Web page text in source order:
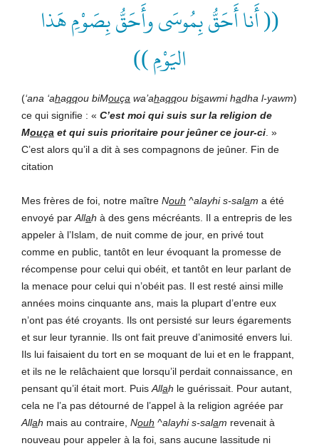
(( أَنا أَحَقُّ بِمُوسَى وأَحَقُّ بِصَوْمِ هَذا
اليَوْمِ ))
(‘ana ‘ahaqqou biMouça wa’ahaqqou bisawmi hadha l-yawm)
ce qui signifie : « C’est moi qui suis sur la religion de
Mouça et qui suis prioritaire pour jeûner ce jour-ci . »
C’est alors qu’il a dit à ses compagnons de jeûner. Fin de
citation
Mes frères de foi, notre maître Nouh ^alayhi s-salam a été
envoyé par Allah à des gens mécréants. Il a entrepris de les
appeler à l’Islam, de nuit comme de jour, en privé tout
comme en public, tantôt en leur évoquant la promesse de
récompense pour celui qui obéit, et tantôt en leur parlant de
la menace pour celui qui n’obéit pas. Il est resté ainsi mille
années moins cinquante ans, mais la plupart d’entre eux
n’ont pas été croyants. Ils ont persisté sur leurs égarements
et sur leur tyrannie. Ils ont fait preuve d’animosité envers lui.
Ils lui faisaient du tort en se moquant de lui et en le frappant,
et ils ne le relâchaient que lorsqu’il perdait connaissance, en
pensant qu’il était mort. Puis Allah le guérissait. Pour autant,
cela ne l’a pas détourné de l’appel à la religion agréée par
Allah mais au contraire, Nouh ^alayhi s-salam revenait à
nouveau pour appeler à la foi, sans aucune lassitude ni